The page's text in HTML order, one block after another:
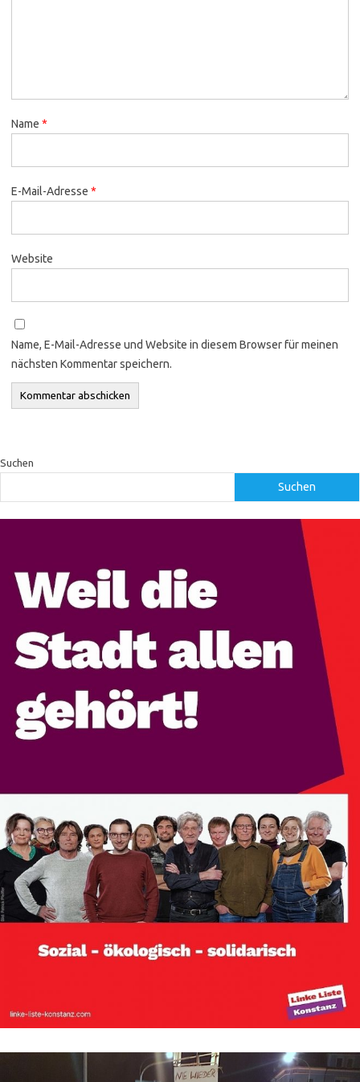
Name *
E-Mail-Adresse *
Website
Name, E-Mail-Adresse und Website in diesem Browser für meinen
nächsten Kommentar speichern.
Suchen
Suchen